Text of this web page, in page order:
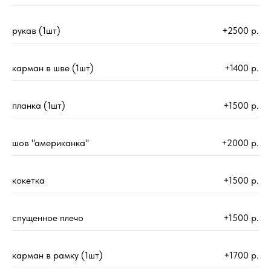
рукав (1шт) +2500 р.
карман в шве (1шт) +1400 р.
планка (1шт) +1500 р.
шов "американка" +2000 р.
кокетка +1500 р.
спущенное плечо +1500 р.
карман в рамку (1шт) +1700 р.